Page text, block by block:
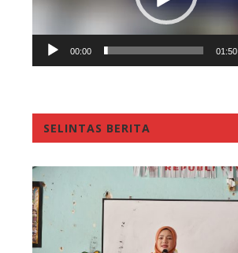
00:00 01:50
SELINTAS BERITA